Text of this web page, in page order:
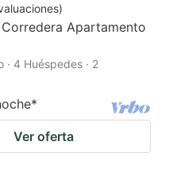
)
Apartamento
· 4 Huéspedes · 2
*
Ver oferta